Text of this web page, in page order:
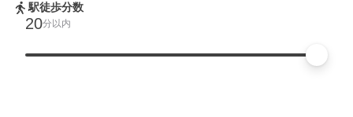
駅徒歩分数
20分以内